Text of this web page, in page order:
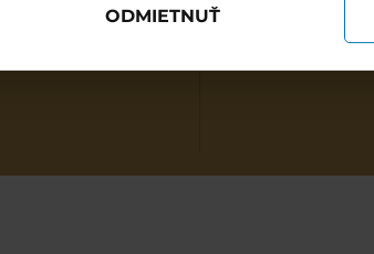
ODMIETNUŤ